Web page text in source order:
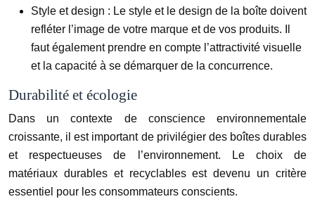
Style et design : Le style et le design de la boîte doivent
refléter l’image de votre marque et de vos produits. Il
faut également prendre en compte l’attractivité visuelle
et la capacité à se démarquer de la concurrence.
Durabilité et écologie
Dans un contexte de conscience environnementale
croissante, il est important de privilégier des boîtes durables
et respectueuses de l’environnement. Le choix de
matériaux durables et recyclables est devenu un critère
essentiel pour les consommateurs conscients.